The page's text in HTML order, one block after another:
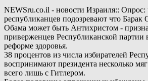
NEWSru.co.il - новости Израиля:: Опрос:
республиканцев подозревают что Барак
Обама может быть Антихристом -
приверженцев Республиканской партии
реформе здоровья.
38 процентов из числа избирателей
воспринимают президента несколько
всего лишь с Гитлером.